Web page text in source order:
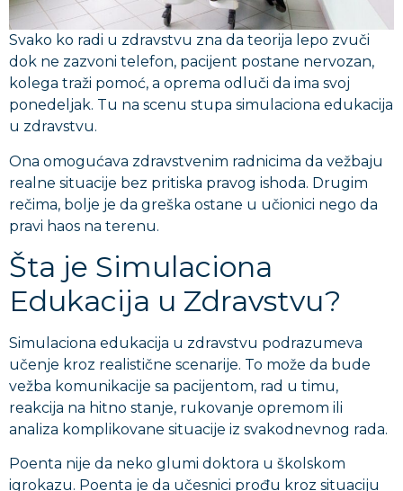
Svako ko radi u zdravstvu zna da teorija lepo zvuči
dok ne zazvoni telefon, pacijent postane nervozan,
kolega traži pomoć, a oprema odluči da ima svoj
ponedeljak. Tu na scenu stupa simulaciona edukacija
u zdravstvu.
Ona omogućava zdravstvenim radnicima da vežbaju
realne situacije bez pritiska pravog ishoda. Drugim
rečima, bolje je da greška ostane u učionici nego da
pravi haos na terenu.
Šta je Simulaciona
Edukacija u Zdravstvu?
Simulaciona edukacija u zdravstvu podrazumeva
učenje kroz realistične scenarije. To može da bude
vežba komunikacije sa pacijentom, rad u timu,
reakcija na hitno stanje, rukovanje opremom ili
analiza komplikovane situacije iz svakodnevnog rada.
Poenta nije da neko glumi doktora u školskom
igrokazu. Poenta je da učesnici prođu kroz situaciju